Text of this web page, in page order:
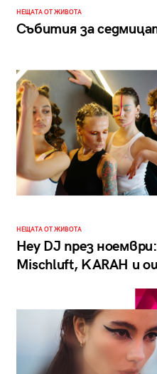
НЕЩАТА ОТ ЖИВОТА
Събития за
НЕЩАТА ОТ ЖИВОТА
Hey DJ през
Mischluft, KARAH и